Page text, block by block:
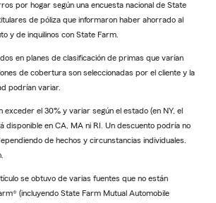
por hogar según una encuesta nacional de State
de póliza que informaron haber ahorrado al
y de inquilinos con State Farm.
en planes de clasificación de primas que varían
de cobertura son seleccionadas por el cliente y la
podrían variar.
exceder el 30% y variar según el estado (en NY, el
disponible en CA, MA ni RI. Un descuento podría no
de hechos y circunstancias individuales.
se obtuvo de varias fuentes que no están
(incluyendo State Farm Mutual Automobile